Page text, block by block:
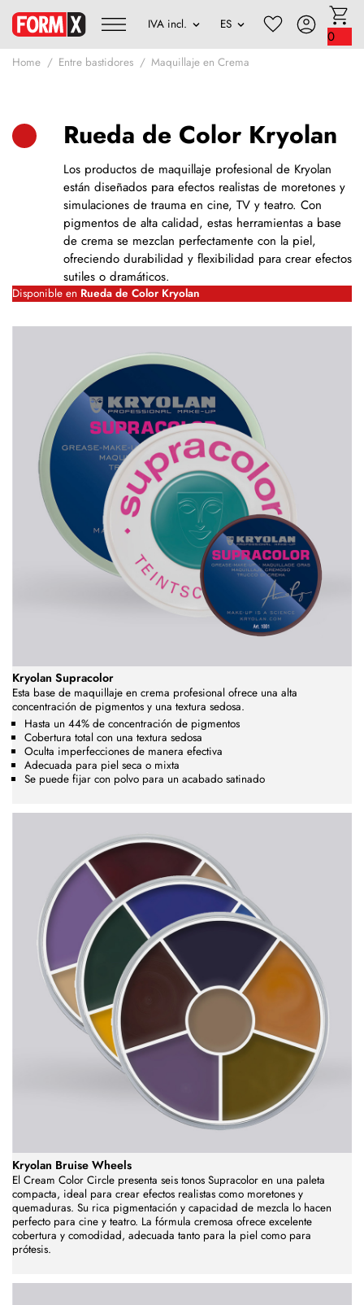
0
Home Entre bastidores Maquillaje en Crema
Rueda de Color Kryolan
Los productos de maquillaje profesional de Kryolan
están diseñados para efectos realistas de moretones y
simulaciones de trauma en cine, TV y teatro. Con
pigmentos de alta calidad, estas herramientas a base
de crema se mezclan perfectamente con la piel,
ofreciendo durabilidad y flexibilidad para crear efectos
sutiles o dramáticos.
Disponible en Rueda de Color Kryolan
Kryolan Supracolor
Esta base de maquillaje en crema profesional ofrece una alta
concentración de pigmentos y una textura sedosa.
Hasta un 44% de concentración de pigmentos
Cobertura total con una textura sedosa
Oculta imperfecciones de manera efectiva
Adecuada para piel seca o mixta
Se puede fijar con polvo para un acabado satinado
Kryolan Bruise Wheels
El Cream Color Circle presenta seis tonos Supracolor en una paleta
compacta, ideal para crear efectos realistas como moretones y
quemaduras. Su rica pigmentación y capacidad de mezcla lo hacen
perfecto para cine y teatro. La fórmula cremosa ofrece excelente
cobertura y comodidad, adecuada tanto para la piel como para
prótesis.